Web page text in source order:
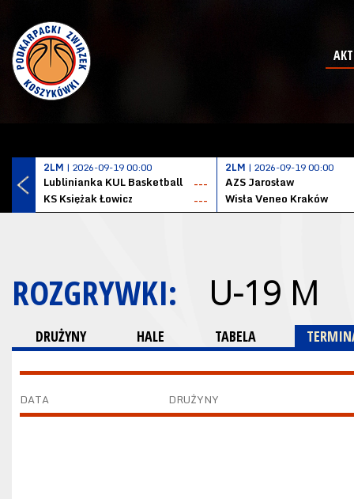
2LM | 2026-09-19 00:00
Lublinianka KUL Basketball
---
KS Księżak Łowicz
---
2LM | 2026-09-19 00:00
AZS Jarosław
Wisła Veneo Kraków
ROZGRYWKI: U-19 M
DRUŻYNY HALE TABELA
DATA DRUŻYNY